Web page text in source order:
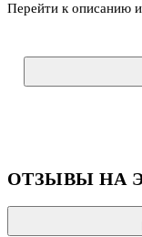
проводит их тела и
переосмысления
Перейти к описанию
ОТЗЫВЫ НА